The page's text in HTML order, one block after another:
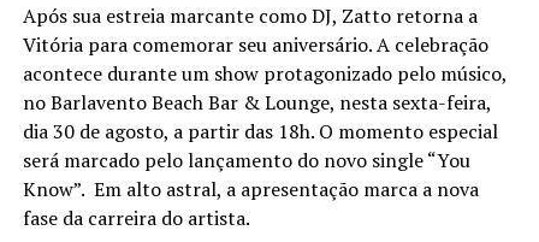
Após sua estreia marcante como DJ, Zatto retorna a
Vitória para comemorar seu aniversário. A celebração
acontece durante um show protagonizado pelo músico,
no Barlavento Beach Bar & Lounge, nesta sexta-feira,
dia 30 de agosto, a partir das 18h. O momento especial
será marcado pelo lançamento do novo single “You
Know”. Em alto astral, a apresentação marca a nova
fase da carreira do artista.